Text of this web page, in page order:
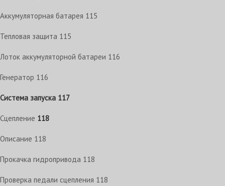
Аккумуляторная батарея 115
Тепловая защита 115
Лоток аккумуляторной батареи 116
Генератор 116
Система запуска 117
Сцепление 118
Описание 118
Прокачка гидропривода 118
Проверка педали сцепления 118